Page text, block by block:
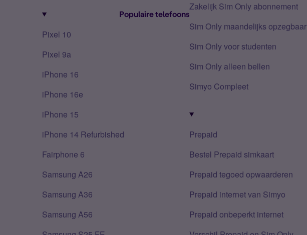
Populaire telefoons
Pixel 10
Pixel 9a
iPhone 16
iPhone 16e
iPhone 15
iPhone 14 Refurbished
Fairphone 6
Samsung A26
Samsung A36
Samsung A56
Zakelijk Sim Only abonnement
Sim Only maandelijks opzegbaar
Sim Only voor studenten
Sim Only alleen bellen
Simyo Compleet
Prepaid
Bestel Prepaid simkaart
Prepaid tegoed opwaarderen
Prepaid internet van Simyo
Prepaid onbeperkt internet